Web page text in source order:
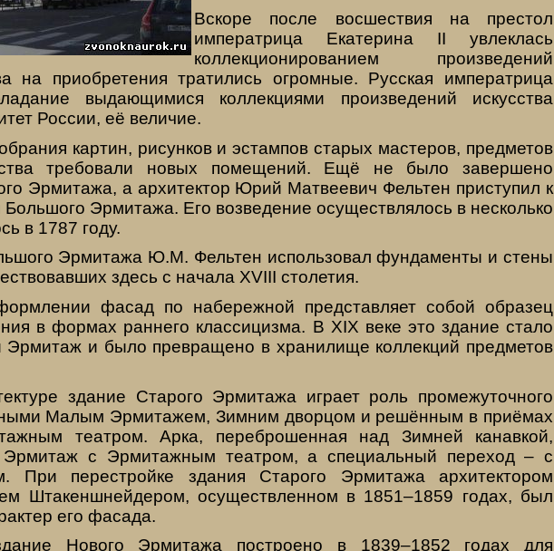
Вскоре после восшествия на престол
императрица Екатерина II увлеклась
коллекционированием произведений
на приобретения тратились огромные. Русская императрица
выдающимися коллекциями произведений искусства
России, её величие.
картин, рисунков и эстампов старых мастеров, предметов
требовали новых помещений. Ещё не было завершено
Эрмитажа, а архитектор Юрий Матвеевич Фельтен приступил к
Эрмитажа. Его возведение осуществлялось в несколько
в 1787 году.
Эрмитажа Ю.М. Фельтен использовал фундаменты и стены
здесь с начала XVIII столетия.
фасад по набережной представляет собой образец
в формах раннего классицизма. В XIX веке это здание стало
Эрмитаж и было превращено в хранилище коллекций предметов
здание Старого Эрмитажа играет роль промежуточного
Малым Эрмитажем, Зимним дворцом и решённым в приёмах
театром. Арка, переброшенная над Зимней канавкой,
Эрмитаж с Эрмитажным театром, а специальный переход – с
При перестройке здания Старого Эрмитажа архитектором
Штакеншнейдером, осуществленном в 1851–1859 годах, был
его фасада.
Нового Эрмитажа построено в 1839–1852 годах для